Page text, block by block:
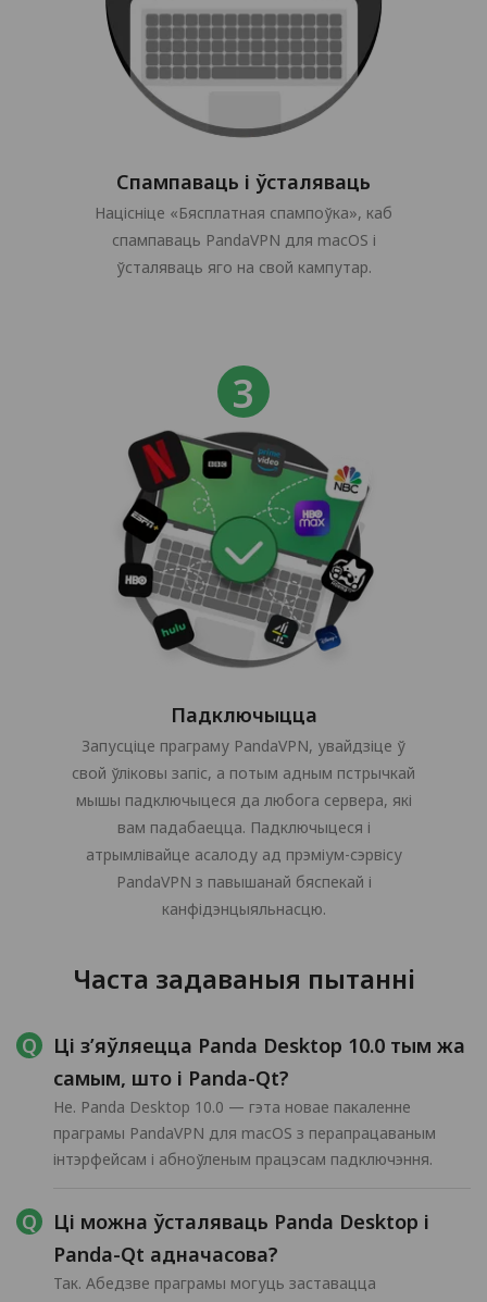
Спампаваць і ўсталяваць
Націсніце «Бясплатная спампоўка», каб
спампаваць PandaVPN для macOS і
ўсталяваць яго на свой кампутар.
Падключыцца
Запусціце праграму PandaVPN, увайдзіце ў
свой ўліковы запіс, а потым адным пстрычкай
мышы падключыцеся да любога сервера, які
вам падабаецца. Падключыцеся і
атрымлівайце асалоду ад прэміум-сэрвісу
PandaVPN з павышанай бяспекай і
канфідэнцыяльнасцю.
Часта задаваныя пытанні
Ці з’яўляецца Panda Desktop 10.0 тым жа
самым, што і Panda-Qt?
Не. Panda Desktop 10.0 — гэта новае пакаленне
праграмы PandaVPN для macOS з перапрацаваным
інтэрфейсам і абноўленым працэсам падключэння.
Ці можна ўсталяваць Panda Desktop і
Panda-Qt адначасова?
Так. Абедзве праграмы могуць заставацца